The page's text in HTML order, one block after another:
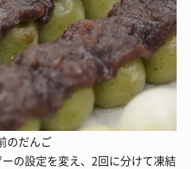
のだんご
の設定を変え、2回に分けて凍結